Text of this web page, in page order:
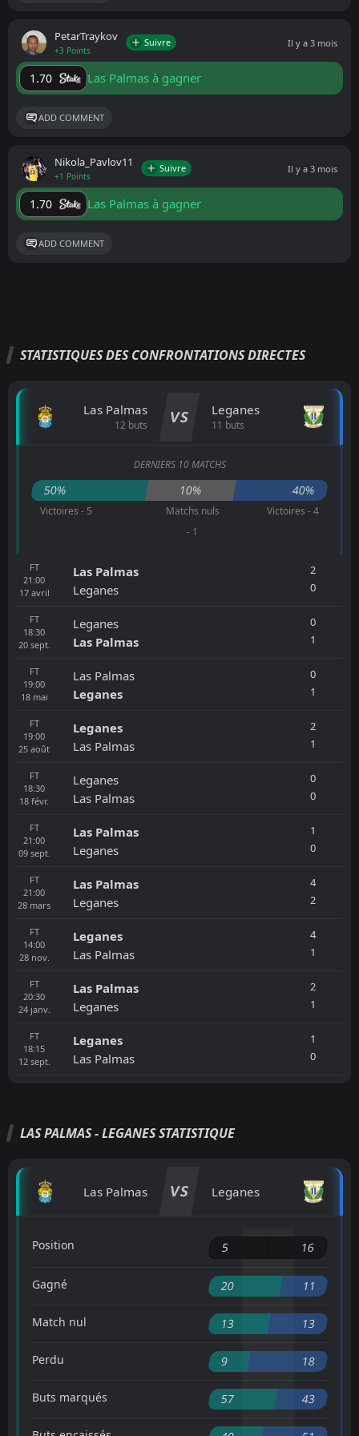
PetarTraykov
+3 Points
Suivre Il y a 3 mois
1.70 Las Palmas à gagner
ADD COMMENT
Nikola_Pavlov11
+1 Points
Suivre Il y a 3 mois
1.70 Las Palmas à gagner
ADD COMMENT
STATISTIQUES DES CONFRONTATIONS DIRECTES
Las Palmas
12 buts VS Leganes
11 buts
DERNIERS 10 MATCHS
50% 10% 40%
Victoires - 5
Matchs nuls
- 1
Victoires - 4
FT
21:00
17 avril
Las Palmas
Leganes
2
0
FT
18:30
20 sept.
Leganes
Las Palmas
0
1
FT
19:00
18 mai
Las Palmas
Leganes
0
1
FT
19:00
25 août
Leganes
Las Palmas
2
1
FT
18:30
18 févr.
Leganes
Las Palmas
0
0
FT
21:00
09 sept.
Las Palmas
Leganes
1
0
FT
21:00
28 mars
Las Palmas
Leganes
4
2
FT
14:00
28 nov.
Leganes
Las Palmas
4
1
FT
20:30
24 janv.
Las Palmas
Leganes
2
1
FT
18:15
12 sept.
Leganes
Las Palmas
1
0
LAS PALMAS - LEGANES STATISTIQUE
Las Palmas VS Leganes
Position 5 16
Gagné 20 11
Match nul 13 13
Perdu 9 18
Buts marqués 57 43